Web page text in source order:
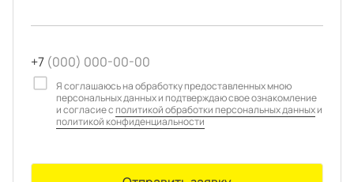
+7 (000) 000-00-00
Я соглашаюсь на обработку предоставленных мною
персональных данных и подтверждаю свое ознакомление
и согласие сполитикой обработки персональных данныхи
политикой конфиденциальности